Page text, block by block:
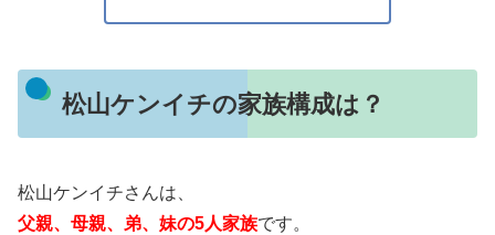
松山ケンイチの家族構成は？
松山ケンイチさんは、
父親、母親、弟、妹の5人家族です。